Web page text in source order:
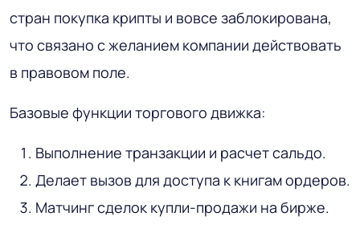
стран покупка крипты и вовсе заблокирована,
что связано с желанием компании действовать
в правовом поле.
Базовые функции торгового движка:
Выполнение транзакции и расчет сальдо.
Делает вызов для доступа к книгам ордеров.
Матчинг сделок купли-продажи на бирже.